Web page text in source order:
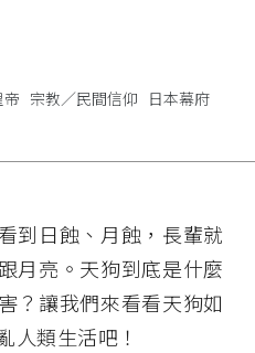
到日蝕、月蝕，長輩就
月亮。天狗到底是什麼
？讓我們來看看天狗如
人類生活吧！
帝 宗教／民間信仰 日本幕府